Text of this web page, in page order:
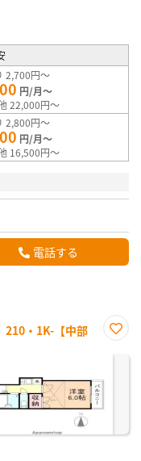
2,700円～
円/月～
22,000円～
2,800円～
円/月～
16,500円～
電話する
210・1K-【中部
に入